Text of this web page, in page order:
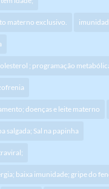
materno exclusivo.
; programação
doenças e leite materno
salgada; Sal na papinha
baixa imunidade; gripe do